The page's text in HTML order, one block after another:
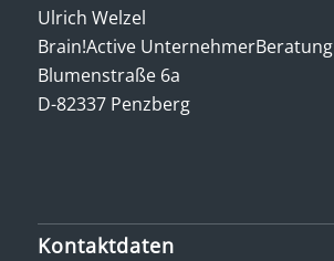
Ulrich Welzel
Brain!Active UnternehmerBeratung
Blumenstraße 6a
D-82337 Penzberg
Kontaktdaten